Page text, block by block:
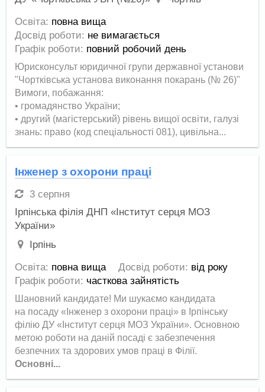
Освіта: повна вища
Досвід роботи: не вимагається
Графік роботи: повний робочий день
Юрисконсульт юридичної групи державної установи
"Чортківська установа виконання покарань (№ 26)"
Вимоги, побажання:
• громадянство України;
• другий (магістерський) рівень вищої освіти, галузі
знань: право (код спеціальності 081), цивільна...
Інженер з охорони праці
3 серпня
Ірпінська філія ДНП «Інститут серця МОЗ
України»
Ірпінь
Освіта: повна вища Досвід роботи: від року
Графік роботи: часткова зайнятість
Шановний кандидате! Ми шукаємо кандидата
на посаду «Інженер з охорони праці» в Ірпінську
філію ДУ «Інститут серця МОЗ України». Основною
метою роботи на даній посаді є забезпечення
безпечних та здорових умов праці в Філії.
Основні...